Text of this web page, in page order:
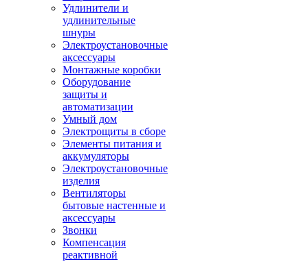
Удлинители и
удлинительные
шнуры
Электроустановочные
аксессуары
Монтажные коробки
Оборудование
защиты и
автоматизации
Умный дом
Электрощиты в сборе
Элементы питания и
аккумуляторы
Электроустановочные
изделия
Вентиляторы
бытовые настенные и
аксессуары
Звонки
Компенсация
реактивной